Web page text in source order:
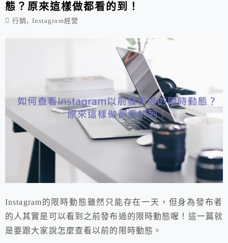
態？原來這樣做都看的到！
行銷 , Instagram經營
Instagram的限時動態雖然只能存在一天，但身為發布者
的人其實是可以看到之前發布過的限時動態喔！這一篇就
是要跟大家說怎麼查看以前的限時動態。